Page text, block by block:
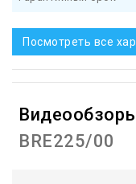
Посмотреть все
BRE225/00